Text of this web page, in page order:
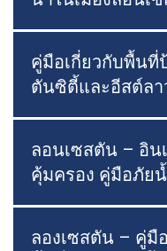
คู่มือเกี่ยวกับพื้นที่
ตันซิตี้และอีสต์ลา
ลอนเซสตัน – อิน
คุ้มครอง คู่มือภัย
ลองเซสตัน – คู่มื